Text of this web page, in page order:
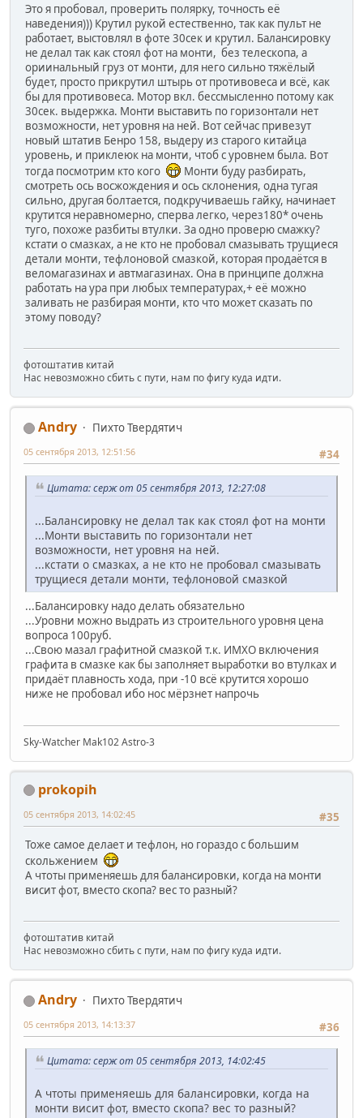
Это я пробовал, проверить полярку, точность её
наведения))) Крутил рукой естественно, так как пульт не
работает, выстовлял в фоте 30сек и крутил. Балансировку
не делал так как стоял фот на монти, без телескопа, а
ориинальный груз от монти, для него сильно тяжёлый
будет, просто прикрутил штырь от противовеса и всё, как
бы для противовеса. Мотор вкл. бессмысленно потому как
30сек. выдержка. Монти выставить по горизонтали нет
возможности, нет уровня на ней. Вот сейчас привезут
новый штатив Бенро 158, выдеру из старого китайца
уровень, и приклеюк на монти, чтоб с уровнем была. Вот
тогда посмотрим кто кого
Монти буду разбирать,
смотреть ось восжождения и ось склонения, одна тугая
сильно, другая болтается, подкручиваешь гайку, начинает
крутится неравномерно, сперва легко, через180* очень
туго, похоже разбиты втулки. За одно проверю смажку?
кстати о смазках, а не кто не пробовал смазывать трущиеся
детали монти, тефлоновой смазкой, которая продаётся в
веломагазинах и автмагазинах. Она в принципе должна
работать на ура при любых температурах,+ её можно
заливать не разбирая монти, кто что может сказать по
этому поводу?
фотоштатив китай
Нас невозможно сбить с пути, нам по фигу куда идти.
Andry
Пихто Твердятич
#34
05 сентября 2013, 12:51:56
Цитата: серж от 05 сентября 2013, 12:27:08
...Балансировку не делал так как стоял фот на монти
...Монти выставить по горизонтали нет
возможности, нет уровня на ней.
...кстати о смазках, а не кто не пробовал смазывать
трущиеся детали монти, тефлоновой смазкой
...Балансировку надо делать обязательно
...Уровни можно выдрать из строительного уровня цена
вопроса 100руб.
...Свою мазал графитной смазкой т.к. ИМХО включения
графита в смазке как бы заполняет выработки во втулках и
придаёт плавность хода, при -10 всё крутится хорошо
ниже не пробовал ибо нос мёрзнет напрочь
Sky-Watcher Mak102 Astro-3
prokopih
#35
05 сентября 2013, 14:02:45
Тоже самое делает и тефлон, но гораздо с большим
скольжением
А чтоты применяешь для балансировки, когда на монти
висит фот, вместо скопа? вес то разный?
фотоштатив китай
Нас невозможно сбить с пути, нам по фигу куда идти.
Andry
Пихто Твердятич
#36
05 сентября 2013, 14:13:37
Цитата: серж от 05 сентября 2013, 14:02:45
А чтоты применяешь для балансировки, когда на
монти висит фот, вместо скопа? вес то разный?